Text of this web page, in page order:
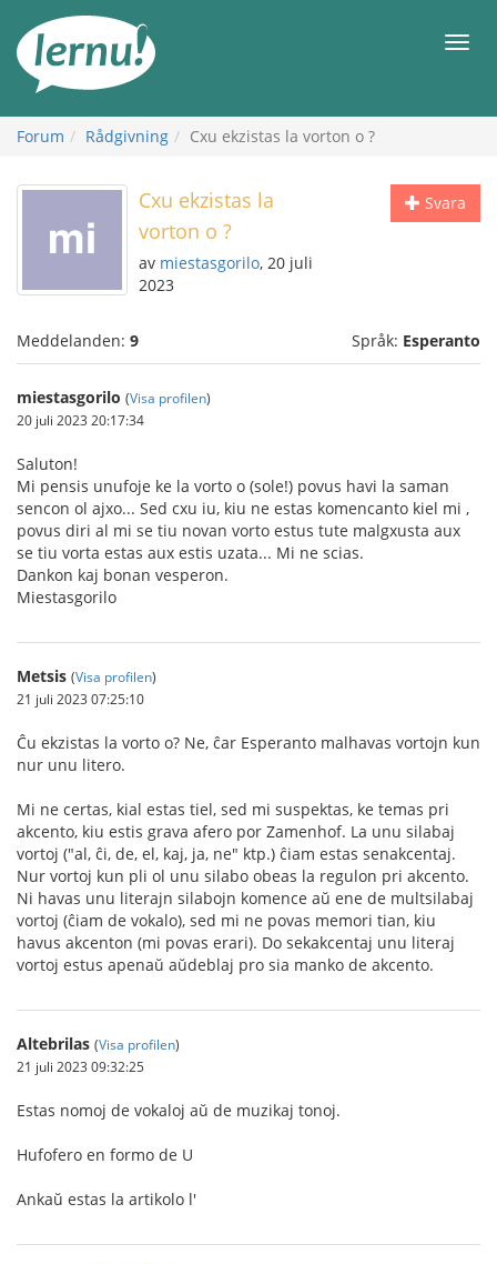
sidans
innehåll
Meny
Forum Rådgivning Cxu ekzistas la vorton o ?
Svara
Cxu ekzistas la
vorton o ?
av miestasgorilo, 20 juli
2023
Meddelanden: 9 Språk: Esperanto
miestasgorilo (Visa profilen)
20 juli 2023 20:17:34
Saluton!
Mi pensis unufoje ke la vorto o (sole!) povus havi la saman
sencon ol ajxo... Sed cxu iu, kiu ne estas komencanto kiel mi ,
povus diri al mi se tiu novan vorto estus tute malgxusta aux
se tiu vorta estas aux estis uzata... Mi ne scias.
Dankon kaj bonan vesperon.
Miestasgorilo
Metsis (Visa profilen)
21 juli 2023 07:25:10
Ĉu ekzistas la vorto o? Ne, ĉar Esperanto malhavas vortojn kun
nur unu litero.
Mi ne certas, kial estas tiel, sed mi suspektas, ke temas pri
akcento, kiu estis grava afero por Zamenhof. La unu silabaj
vortoj ("al, ĉi, de, el, kaj, ja, ne" ktp.) ĉiam estas senakcentaj.
Nur vortoj kun pli ol unu silabo obeas la regulon pri akcento.
Ni havas unu literajn silabojn komence aŭ ene de multsilabaj
vortoj (ĉiam de vokalo), sed mi ne povas memori tian, kiu
havus akcenton (mi povas erari). Do sekakcentaj unu literaj
vortoj estus apenaŭ aŭdeblaj pro sia manko de akcento.
Altebrilas (Visa profilen)
21 juli 2023 09:32:25
Estas nomoj de vokaloj aŭ de muzikaj tonoj.
Hufofero en formo de U
Ankaŭ estas la artikolo l'